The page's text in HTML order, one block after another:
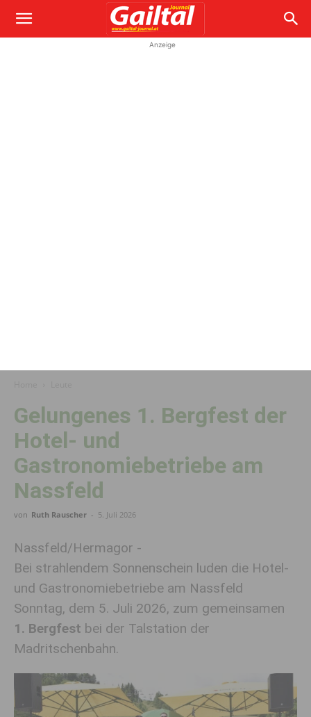
Anzeige
Gelungenes 1. Bergfest der
Hotel- und
Gastronomiebetriebe am
Nassfeld
von Ruth Rauscher - 5. Juli 2026
Nassfeld/Hermagor -
Bei strahlendem Sonnenschein luden die Hotel-
und Gastronomiebetriebe am Nassfeld
Sonntag, dem 5. Juli 2026, zum gemeinsamen
1. Bergfest bei der Talstation der
Madritschenbahn.